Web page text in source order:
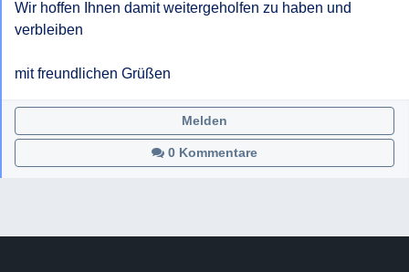
Wir hoffen Ihnen damit weitergeholfen zu haben und
verbleiben
mit freundlichen Grüßen
0 Kommentare
Melden